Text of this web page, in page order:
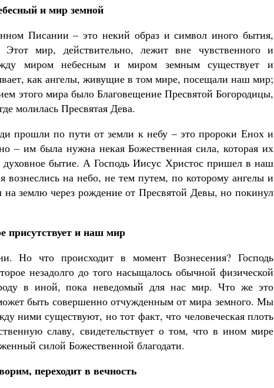
и мир земной
Писании – это некий образ и символ иного бытия,
мир, действительно, лежит вне чувственного и
миром небесным и миром земным существует и
как ангелы, живущие в том мире, посещали наш мир;
этого мира было Благовещение Пресвятой Богородицы,
молилась Пресвятая Дева.
прошли по пути от земли к небу – это пророки Енох и
– им была нужна некая Божественная сила, которая их
духовное бытие. А Господь Иисус Христос пришел в наш
на небо, не тем путем, по которому ангелы и
землю через рождение от Пресвятой Девы, но покинул
присутствует и наш мир
Но что происходит в момент Вознесения? Господь
незадолго до того насыщалось обычной физической
в иной, пока неведомый для нас мир. Что же это
быть совершенно отчужденным от мира земного. Мы
ними существуют, но тот факт, что человеческая плоть
славу, свидетельствует о том, что в ином мире
силой Божественной благодати.
переходит в вечность